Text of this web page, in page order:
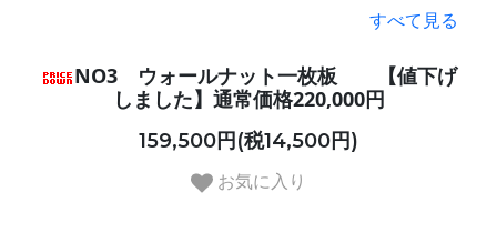
すべて見る
NO3 ウォールナット一枚板 【値下げ
しました】通常価格220,000円
159,500円(税14,500円)
お気に入り